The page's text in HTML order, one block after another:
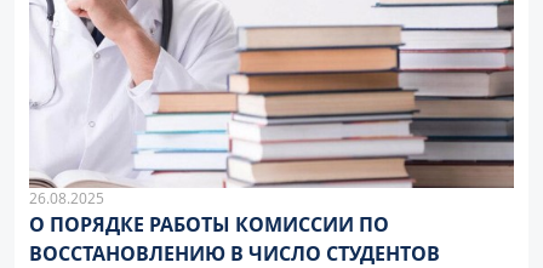
26.08.2025
О ПОРЯДКЕ РАБОТЫ КОМИССИИ ПО
ВОССТАНОВЛЕНИЮ В ЧИСЛО СТУДЕНТОВ